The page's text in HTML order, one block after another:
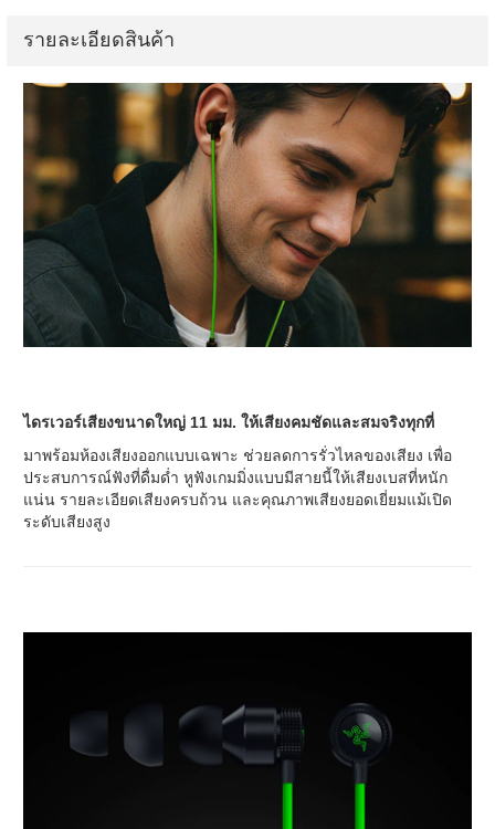
รายละเอียดสินค้า
ไดรเวอร์เสียงขนาดใหญ่ 11 มม. ให้เสียงคมชัดและสมจริงทุกที่
มาพร้อมห้องเสียงออกแบบเฉพาะ ช่วยลดการรั่วไหลของเสียง เพื่อ
ประสบการณ์ฟังที่ดื่มด่ำ หูฟังเกมมิ่งแบบมีสายนี้ให้เสียงเบสที่หนัก
แน่น รายละเอียดเสียงครบถ้วน และคุณภาพเสียงยอดเยี่ยมแม้เปิด
ระดับเสียงสูง